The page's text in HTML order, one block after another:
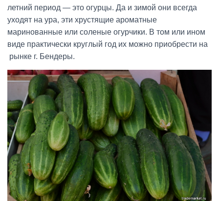
Ц
И
летний период — это огурцы. Да и зимой они всегда
уходят на ура, эти хрустящие ароматные
маринованные или соленые огурчики. В том или ином
виде практически круглый год их можно приобрести на
рынке г. Бендеры.